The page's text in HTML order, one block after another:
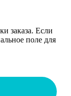
заказа. Если
поле для